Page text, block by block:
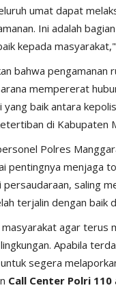
umat dapat
Ini adalah
kepada
bahwa pengamanan
mempererat
baik antara
di Kabupaten
Polres
pentingnya menjaga
saling
terjalin dengan baik
agar terus
Apabila
segera
Call Center Polri 110